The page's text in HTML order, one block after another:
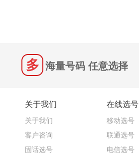
海量号码 任意选择
关于我们
关于我们
客户咨询
固话选号
在线选号
移动选号
联通选号
电信选号